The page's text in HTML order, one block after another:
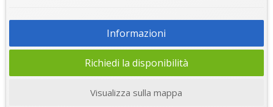
Informazioni
Richiedi la disponibilità
Visualizza sulla mappa